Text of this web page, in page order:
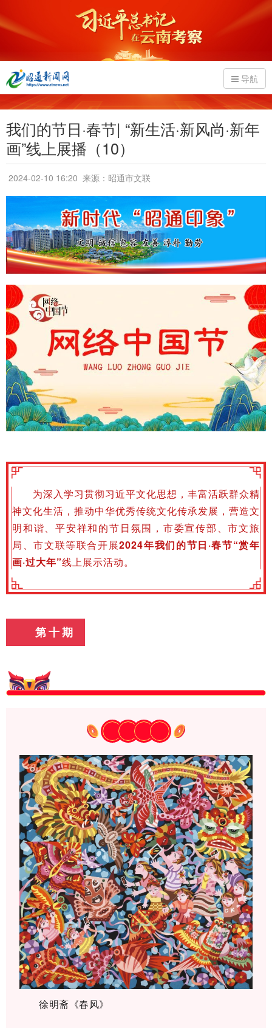
导航
我们的节日·春节| “新生活·新风尚·新年
画”线上展播（10）
2024-02-10 16:20 来源：昭通市文联
为深入学习贯彻习近平文化思想，丰富活跃群众精
神文化生活，推动中华优秀传统文化传承发展，营造文
明和谐、平安祥和的节日氛围，市委宣传部、市文旅
局、市文联等联合开展2024年我们的节日·春节“赏年
画·过大年”线上展示活动。
第十期
乐
徐明斋《春风》